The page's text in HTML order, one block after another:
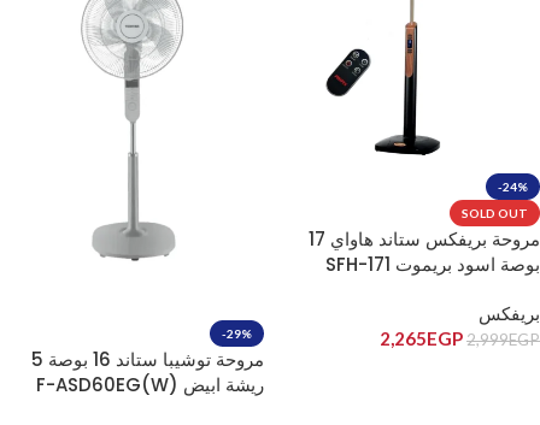
-24%
SOLD OUT
مروحة بريفكس ستاند هاواي 17
بوصة اسود بريموت SFH-171
بريفكس
2,999EGP
2,265EGP
-29%
مروحة توشيبا ستاند 16 بوصة 5
ريشة ابيض F-ASD60EG(W)